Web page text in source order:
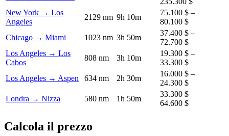
New York → Los
Angeles
2129 nm 9h 10m
75.100 $ –
80.100 $
Chicago → Miami
1023 nm 3h 50m
37.400 $ –
72.700 $
Los Angeles → Los
Cabos
808 nm 3h 10m
19.300 $ –
33.300 $
Los Angeles → Aspen
634 nm 2h 30m
16.000 $ –
24.300 $
Londra → Nizza
580 nm 1h 50m
33.300 $ –
64.600 $
Calcola il prezzo